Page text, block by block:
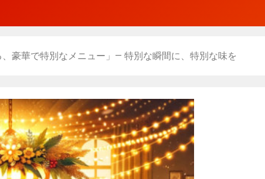
、豪華で特別なメニュー」— 特別な瞬間に、特別な味を